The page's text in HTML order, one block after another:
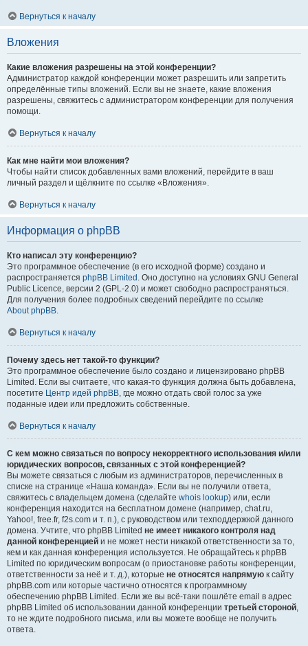
Вернуться к началу
Вложения
Какие вложения разрешены на этой конференции?
Администратор каждой конференции может разрешить или запретить
определённые типы вложений. Если вы не знаете, какие вложения
разрешены, свяжитесь с администратором конференции для получения
помощи.
Вернуться к началу
Как мне найти мои вложения?
Чтобы найти список добавленных вами вложений, перейдите в ваш
личный раздел и щёлкните по ссылке «Вложения».
Вернуться к началу
Информация о phpBB
Кто написал эту конференцию?
Это программное обеспечение (в его исходной форме) создано и
распространяется phpBB Limited . Оно доступно на условиях GNU General
Public Licence, версии 2 (GPL-2.0) и может свободно распространяться.
Для получения более подробных сведений перейдите по ссылке
About phpBB.
Вернуться к началу
Почему здесь нет такой-то функции?
Это программное обеспечение было создано и лицензировано phpBB
Limited. Если вы считаете, что какая-то функция должна быть добавлена,
посетите Центр идей phpBB, где можно отдать свой голос за уже
поданные идеи или предложить собственные.
Вернуться к началу
С кем можно связаться по вопросу некорректного использования и/или
юридических вопросов, связанных с этой конференцией?
Вы можете связаться с любым из администраторов, перечисленных в
списке на странице «Наша команда». Если вы не получили ответа,
свяжитесь с владельцем домена (сделайте whois lookup) или, если
конференция находится на бесплатном домене (например, chat.ru,
Yahoo!, free.fr, f2s.com и т. п.), с руководством или техподдержкой данного
домена. Учтите, что phpBB Limited не имеет никакого контроля над
данной конференцией и не может нести никакой ответственности за то,
кем и как данная конференция используется. Не обращайтесь к phpBB
Limited по юридическим вопросам (о приостановке работы конференции,
ответственности за неё и т. д.), которые не относятся напрямую к сайту
phpBB.com или которые частично относятся к программному
обеспечению phpBB Limited. Если же вы всё-таки пошлёте email в адрес
phpBB Limited об использовании данной конференции третьей стороной,
то не ждите подробного письма, или вы можете вообще не получить
ответа.